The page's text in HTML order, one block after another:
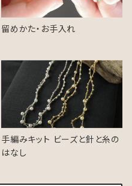
留めかた・お手入れ
手編みキット ビーズと針と糸の
はなし